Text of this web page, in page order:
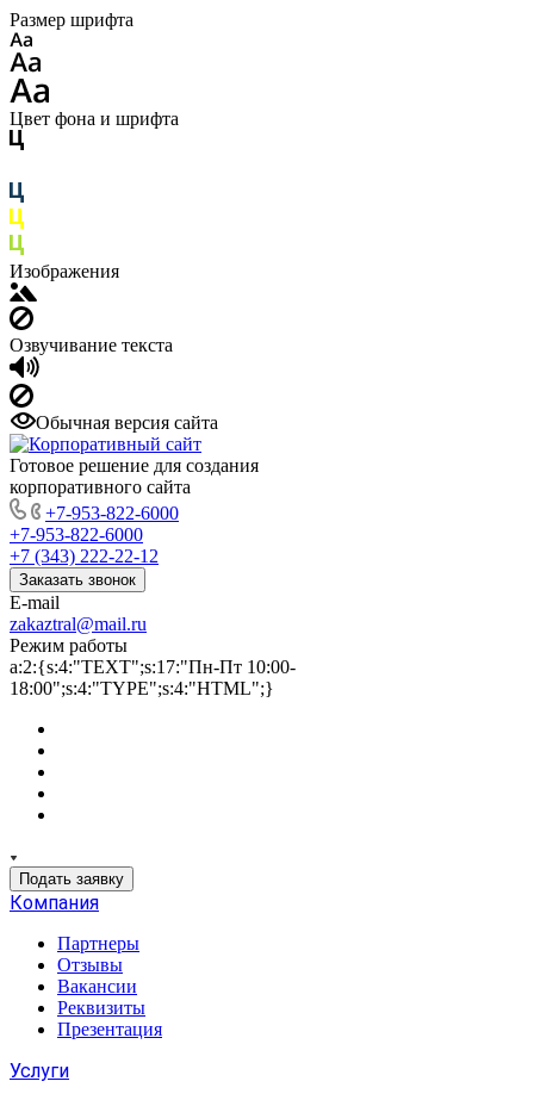
Размер шрифта
Цвет фона и шрифта
Изображения
Озвучивание текста
Обычная версия сайта
Готовое решение для создания
корпоративного сайта
+7-953-822-6000
+7-953-822-6000
+7 (343) 222-22-12
Заказать звонок
E-mail
zakaztral@mail.ru
Режим работы
a:2:{s:4:"TEXT";s:17:"Пн-Пт 10:00-
18:00";s:4:"TYPE";s:4:"HTML";}
Подать заявку
Компания
Партнеры
Отзывы
Вакансии
Реквизиты
Презентация
Услуги